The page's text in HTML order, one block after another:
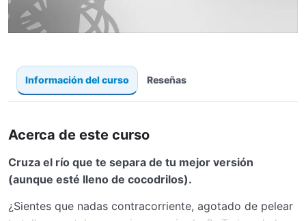
Información del curso Reseñas
Acerca de este curso
Cruza el río que te separa de tu mejor versión
(aunque esté lleno de cocodrilos).
¿Sientes que nadas contracorriente, agotado de pelear